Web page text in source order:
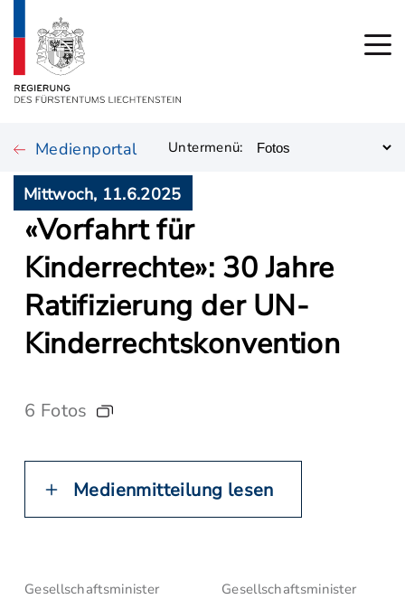
Medienportal Untermenü:
Mittwoch, 11.6.2025
«Vorfahrt für
Kinderrechte»: 30 Jahre
Ratifizierung der UN-
Kinderrechtskonvention
6 Fotos
Medienmitteilung lesen
Gesellschaftsminister
Gesellschaftsminister